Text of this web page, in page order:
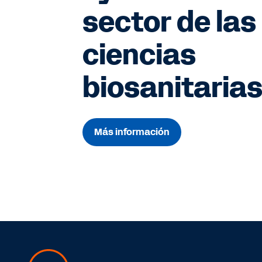
sector de las
ciencias
Más información